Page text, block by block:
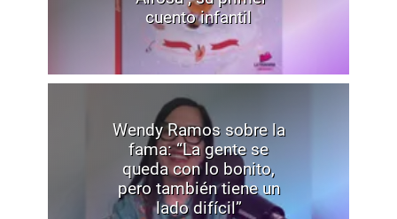
cuento infantil
Wendy Ramos sobre la
fama: “La gente se
queda con lo bonito,
pero también tiene un
lado difícil”